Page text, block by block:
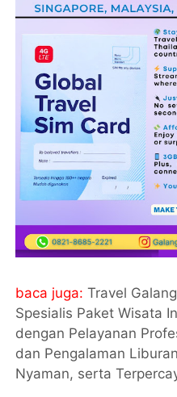
baca juga:Travel
Spesialis Paket Wisata
dengan Pelayanan
dan Pengalaman
Nyaman, serta